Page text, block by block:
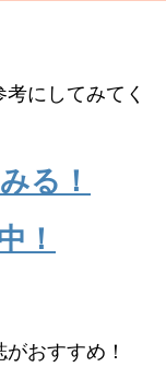
にしてみてく
る！
！
おすすめ！